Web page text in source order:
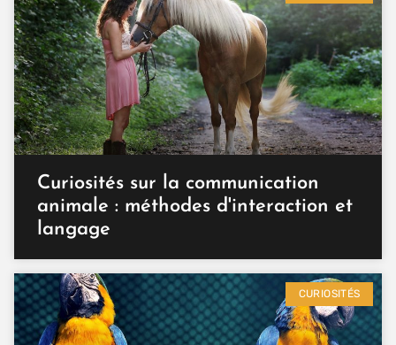
Curiosités sur la communication
animale : méthodes d'interaction et
langage
CURIOSITÉS